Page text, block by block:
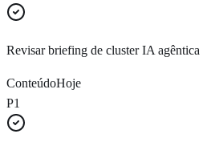
Revisar briefing de cluster IA agêntica
ConteúdoHoje
P1